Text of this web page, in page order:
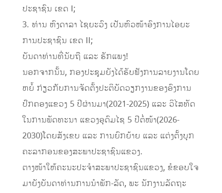
ປະຊາຊົນ ເຂດ I;
3. ທ່ານ ຫົງດາລາ ໄຊຍະວົງ ເປັນຫົວໜ້າອົງການໄອຍະ
ການປະຊາຊົນ ເຂດ II;
ບັນດາທ່ານທີ່ນັບຖື ແລະ ຮັກແພງ!
ນອກຈາກນັ້ນ, ກອງປະຊຸມຍັງໄດ້ຮັບຟັງການລາຍງານໂດຍ
ຫຍໍ້ ກ່ຽວກັບການຈັດຕັ້ງປະຕິບັດວຽກງານຂອງອົງການ
ປົກຄອງແຂວງ 5 ປີຜ່ານມາ(2021-2025) ແລະ ວິໄສທັດ
ໃນການພັດທະນາ ແຂວງອຸດົມໄຊ 5 ປີຕໍ່ໜ້າ(2026-
2030)ໂດຍສັງເຂບ ແລະ ການຍົກຍ້າຍ ແລະ ແຕ່ງຕັ້ງບຸກ
ຄະລາກອນຂອງສະພາປະຊາຊົນແຂວງ.
ຕາງໜ້າໃຫ້ຄະນະປະຈຳສະພາປະຊາຊົນແຂວງ, ຂໍຂອບໃຈ
ມາຍັງບັນດາທ່ານການນໍາພັກ-ລັດ, ພະ ນັກງານລັດຖະ